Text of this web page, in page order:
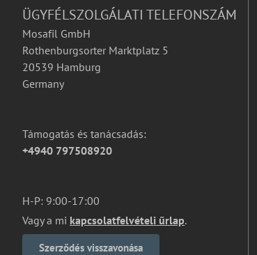
ÜGYFÉLSZOLGÁLATI TELEFONSZÁM
Mosafil GmbH
Rothenburgsorter Marktplatz 5
20539 Hamburg
Germany
Támogatás és tanácsadás:
+4940 797508920
H-P: 9:00-17:00
Vagy a mi kapcsolatfelvételi űrlap.
Szerződés visszavonása